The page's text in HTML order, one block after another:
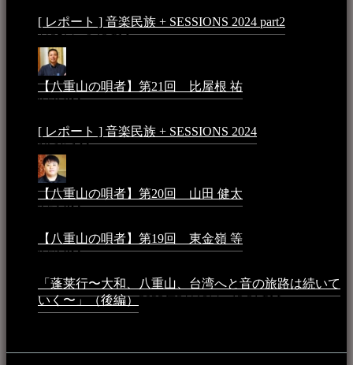
[ レポート ] 音楽民族 + SESSIONS 2024 part2
月25日 - 9:13 PM
【八重山の唄者】第21回 比屋根 祐
8:59 PM
[ レポート ] 音楽民族 + SESSIONS 2024
10:16 AM
【八重山の唄者】第20回 山田 健太
3:54 PM
【八重山の唄者】第19回 東金嶺 等
9:52 PM
「蓬莱行〜大和、八重山、台湾へと音の旅路は続いて
いく〜」（後編）2023年3月18日 - 12:31 PM